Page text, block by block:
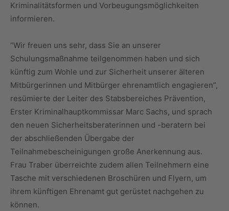
Kriminalitätsformen und Vorbeugungsmöglichkeiten
informieren.
“Wir freuen uns sehr, dass Sie an unserer
Schulungsmaßnahme teilgenommen haben und sich
künftig zum Wohle und zur Sicherheit unserer älteren
Mitbürgerinnen und Mitbürger ehrenamtlich engagieren”,
resümierte der Leiter des Stabsbereiches Prävention,
Erster Kriminalhauptkommissar Marc Sachs, und sprach
den neuen Sicherheitsberaterinnen und -beratern bei
der abschließenden Übergabe der
Teilnahmebescheinigungen große Anerkennung aus.
Frau Traber überreichte zudem allen Teilnehmern eine
Tasche mit verschiedenen Broschüren und Flyern, um
ihrem künftigen Ehrenamt gut gerüstet nachgehen zu
können.